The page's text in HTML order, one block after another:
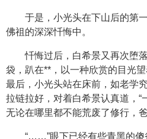
于是，小光头在下山后的第
佛祖的深深忏悔中。
忏悔过后，白希景又再次堕
袋，趴在**，以一种欣赏的目光
最后，小光头站在床前，如老学
拉链拉好，对着白希景认真道，“
无论在哪里都不能荒废了修行，
“……”眼下已经有些青黑的傻